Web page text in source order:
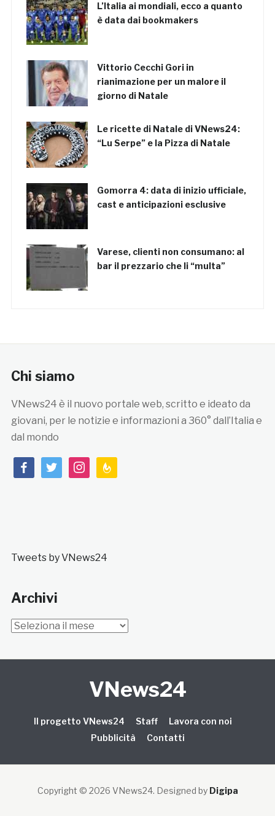
L’Italia ai mondiali, ecco a quanto
è data dai bookmakers
Vittorio Cecchi Gori in
rianimazione per un malore il
giorno di Natale
Le ricette di Natale di VNews24:
“Lu Serpe” e la Pizza di Natale
Gomorra 4: data di inizio ufficiale,
cast e anticipazioni esclusive
Varese, clienti non consumano: al
bar il prezzario che li “multa”
Chi siamo
VNews24 è il nuovo portale web, scritto e ideato da
giovani, per le notizie e informazioni a 360° dall’Italia e
dal mondo
facebooktwitterinstagramfeedburner
Tweets by VNews24
Archivi
Archivi
VNews24
Il progetto VNews24 Staff
Lavora con noi
Pubblicità
Contatti
Copyright © 2026 VNews24. Designed by Digipa